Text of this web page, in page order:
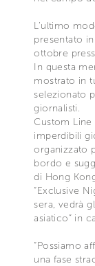
L’ultimo
presentato
ottobre
In questa
mostrato in
selezionato
giornalisti.
Custom Line
imperdibili
organizzato
bordo e
di Hong
“Exclusive
sera, vedrà
asiatico” in
“Possiamo
una fase